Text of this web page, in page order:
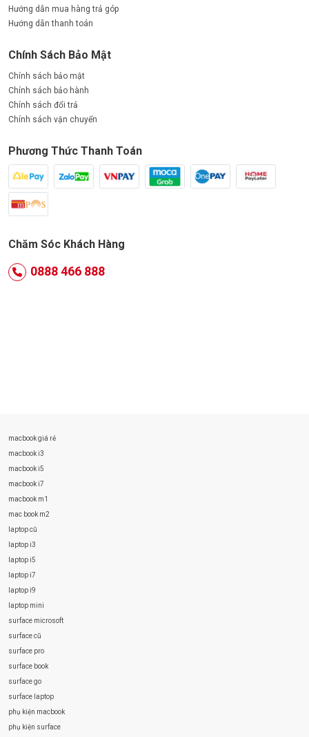
Hướng dẫn mua hàng trả góp
Hướng dẫn thanh toán
Chính Sách Bảo Mật
Chính sách bảo mật
Chính sách bảo hành
Chính sách đổi trả
Chính sách vận chuyển
Phương Thức Thanh Toán
Chăm Sóc Khách Hàng
0888 466 888
macbook giá rẻ
macbook i3
macbook i5
macbook i7
macbook m1
mac book m2
laptop cũ
laptop i3
laptop i5
laptop i7
laptop i9
laptop mini
surface microsoft
surface cũ
surface pro
surface book
surface go
surface laptop
phụ kiện macbook
phụ kiện surface